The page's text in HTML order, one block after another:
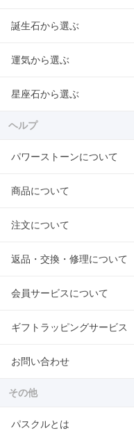
誕生石から選ぶ
運気から選ぶ
星座石から選ぶ
ヘルプ
パワーストーンについて
商品について
注文について
返品・交換・修理について
会員サービスについて
ギフトラッピングサービス
お問い合わせ
その他
パスクルとは